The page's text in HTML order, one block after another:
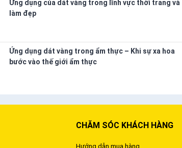
Ứng dụng của dát vàng trong lĩnh vực thời trang và
làm đẹp
Ứng dụng dát vàng trong ẩm thực – Khi sự xa hoa
bước vào thế giới ẩm thực
CHĂM SÓC KHÁCH HÀNG
Hướng dẫn mua hàng